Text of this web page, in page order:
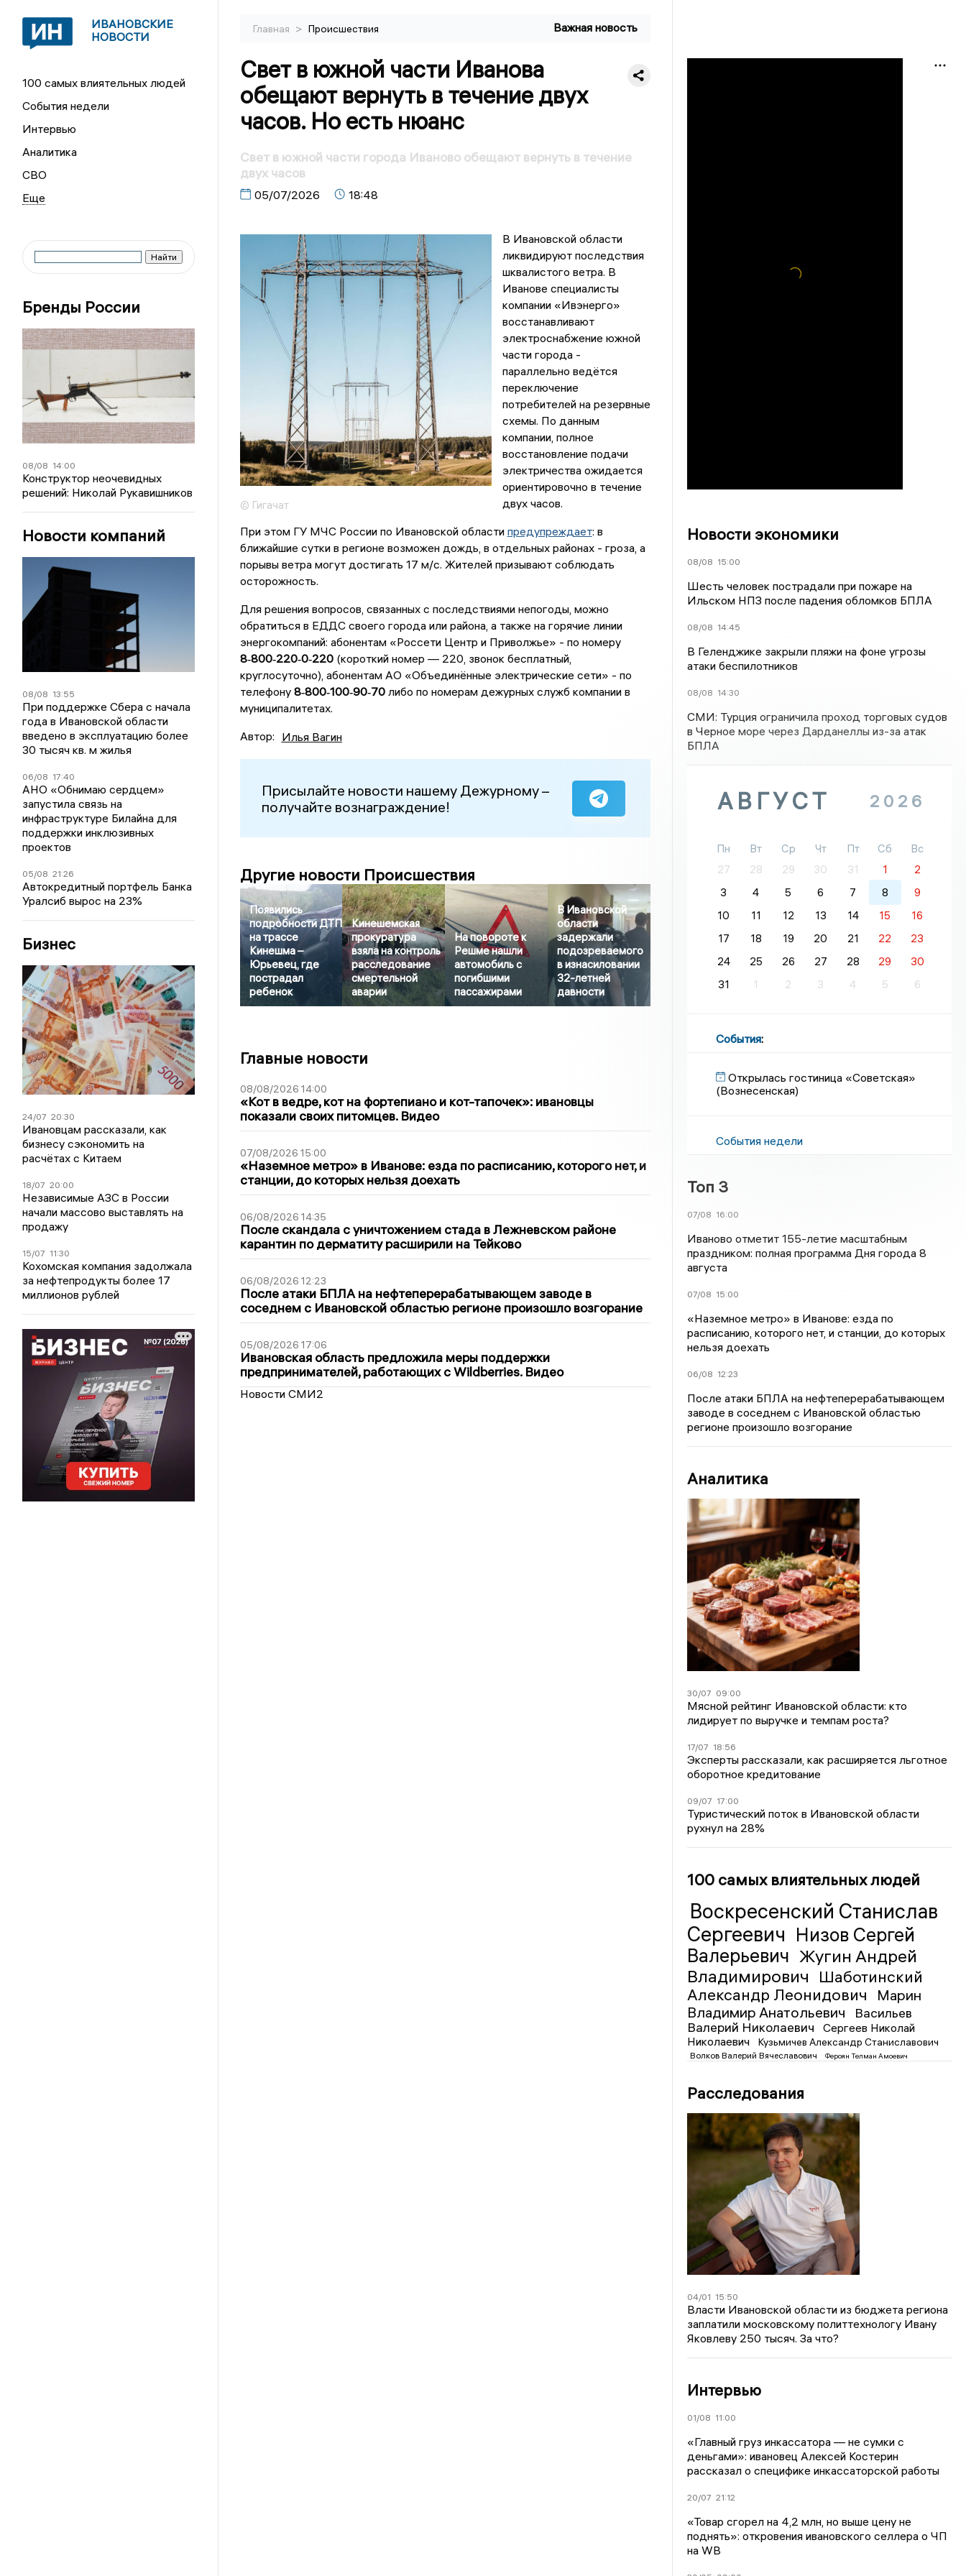
ИВАНОВСКИЕ
НОВОСТИ
100 самых влиятельных людей
События недели
Интервью
Аналитика
СВО
Бренды России
08/08 14:00
Конструктор неочевидных
решений: Николай Рукавишников
Новости компаний
08/08 13:55
При поддержке Сбера с начала
года в Ивановской области
введено в эксплуатацию более
30 тысяч кв. м жилья
06/08 17:40
АНО «Обнимаю сердцем»
запустила связь на
инфраструктуре Билайна для
поддержки инклюзивных
проектов
05/08 21:26
Автокредитный портфель Банка
Уралсиб вырос на 23%
Бизнес
24/07 20:30
Ивановцам рассказали, как
бизнесу сэкономить на
расчётах с Китаем
18/07 20:00
Независимые АЗС в России
начали массово выставлять на
продажу
15/07 11:30
Кохомская компания задолжала
за нефтепродукты более 17
миллионов рублей
Главная > Происшествия Важная новость
Свет в южной части Иванова
обещают вернуть в течение двух
часов. Но есть нюанс
Свет в южной части города Иваново обещают вернуть в течение
двух часов
05/07/2026 18:48
© Гигачат
В Ивановской области
ликвидируют последствия
шквалистого ветра. В
Иванове специалисты
компании «Ивэнерго»
восстанавливают
электроснабжение южной
части города -
параллельно ведётся
переключение
потребителей на резервные
схемы. По данным
компании, полное
восстановление подачи
электричества ожидается
ориентировочно в течение
двух часов.
При этом ГУ МЧС России по Ивановской области предупреждает: в
ближайшие сутки в регионе возможен дождь, в отдельных районах - гроза, а
порывы ветра могут достигать 17 м/с. Жителей призывают соблюдать
осторожность.
Для решения вопросов, связанных с последствиями непогоды, можно
обратиться в ЕДДС своего города или района, а также на горячие линии
энергокомпаний: абонентам «Россети Центр и Приволжье» - по номеру
8‑800‑220‑0‑220(короткий номер — 220, звонок бесплатный,
круглосуточно), абонентам АО «Объединённые электрические сети» - по
телефону 8‑800‑100‑90‑70либо по номерам дежурных служб компании в
муниципалитетах.
Автор: Илья Вагин
Присылайте новости нашему Дежурному –
получайте вознаграждение!
Другие новости Происшествия
Появились
подробности ДТП
на трассе
Кинешма –
Юрьевец, где
пострадал
ребенок
Кинешемская
прокуратура
взяла на контроль
расследование
смертельной
аварии
На повороте к
Решме нашли
автомобиль с
погибшими
пассажирами
В Ивановской
области
задержали
подозреваемого
в изнасиловании
32-летней
давности
Главные новости
08/08/2026 14:00
«Кот в ведре, кот на фортепиано и кот-тапочек»: ивановцы
показали своих питомцев. Видео
07/08/2026 15:00
«Наземное метро» в Иванове: езда по расписанию, которого нет, и
станции, до которых нельзя доехать
06/08/2026 14:35
После скандала с уничтожением стада в Лежневском районе
карантин по дерматиту расширили на Тейково
06/08/2026 12:23
После атаки БПЛА на нефтеперерабатывающем заводе в
соседнем с Ивановской областью регионе произошло возгорание
05/08/2026 17:06
Ивановская область предложила меры поддержки
предпринимателей, работающих с Wildberries. Видео
Новости СМИ2
Новости экономики
08/08 15:00
Шесть человек пострадали при пожаре на
Ильском НПЗ после падения обломков БПЛА
08/08 14:45
В Геленджике закрыли пляжи на фоне угрозы
атаки беспилотников
08/08 14:30
СМИ: Турция ограничила проход торговых судов
в Черное море через Дарданеллы из-за атак
БПЛА
АВГУСТ 2026
Пн Вт Ср Чт Пт Сб
Вс
27
28 29 30 31 1
2
3
4 5 6 7 8
9
10
11 12 13 14 15
16
17
18 19 20 21 22
23
24
25 26 27 28 29
30
31
1 2 3 4 5 6
События:
Открылась гостиница «Советская»
(Вознесенская)
События недели
Топ 3
07/08 16:00
Иваново отметит 155-летие масштабным
праздником: полная программа Дня города 8
августа
07/08 15:00
«Наземное метро» в Иванове: езда по
расписанию, которого нет, и станции, до которых
нельзя доехать
06/08 12:23
После атаки БПЛА на нефтеперерабатывающем
заводе в соседнем с Ивановской областью
регионе произошло возгорание
Аналитика
30/07 09:00
Мясной рейтинг Ивановской области: кто
лидирует по выручке и темпам роста?
17/07 18:56
Эксперты рассказали, как расширяется льготное
оборотное кредитование
09/07 17:00
Туристический поток в Ивановской области
рухнул на 28%
100 самых влиятельных людей
Воскресенский Станислав
Сергеевич Низов Сергей
Валерьевич Жугин Андрей
Владимирович
Шаботинский
Александр Леонидович
Марин
Владимир Анатольевич
Васильев
Валерий Николаевич
Сергеев Николай
Николаевич
Кузьмичев Александр Станиславович
Волков Валерий Вячеславович Фероян Телман Амоевич
Расследования
04/01 15:50
Власти Ивановской области из бюджета региона
заплатили московскому политтехнологу Ивану
Яковлеву 250 тысяч. За что?
Интервью
01/08 11:00
«Главный груз инкассатора — не сумки с
деньгами»: ивановец Алексей Костерин
рассказал о специфике инкассаторской работы
20/07 21:12
«Товар сгорел на 4,2 млн, но выше цену не
поднять»: откровения ивановского селлера о ЧП
на WB